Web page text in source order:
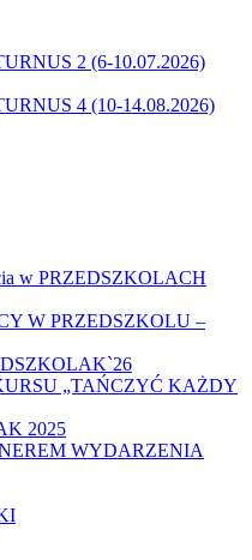
2 (6-10.07.2026)
4 (10-14.08.2026)
w PRZEDSZKOLACH
W PRZEDSZKOLU –
„TAŃCZYĆ KAŻDY
2025
WYDARZENIA